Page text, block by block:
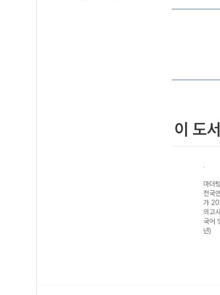
이 도
마더텅 수능기출
전국연합 학력평
가 20분 미니모
의고사 24회 고2
국어 영역 (2026